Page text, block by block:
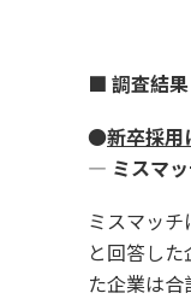
■ 調査結果
●新卒採用
― ミスマッ
ミスマッ
と回答し
た企業は